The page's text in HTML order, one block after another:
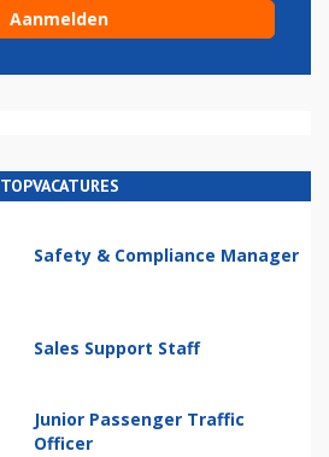
TOPVACATURES
Safety & Compliance Manager
Sales Support Staff
Junior Passenger Traffic
Officer